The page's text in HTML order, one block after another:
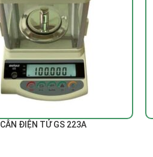
CÂN ĐIỆN TỬ GS 223A